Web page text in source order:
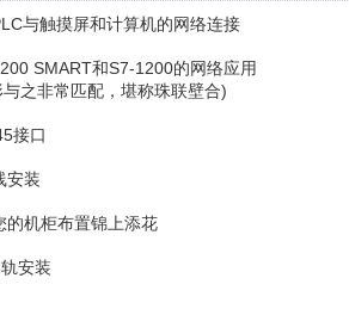
与触摸屏和计算机的网络连接
SMART和S7-1200的网络应用
之非常匹配，堪称珠联壁合)
接口
安装
的机柜布置锦上添花
安装